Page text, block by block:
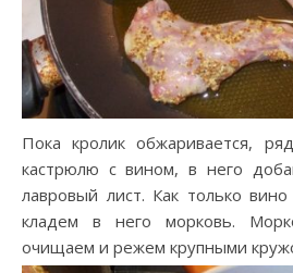
Пока кролик обжаривается,
кастрюлю с вином, в него
лавровый лист. Как только
кладем в него морковь.
очищаем и режем крупными